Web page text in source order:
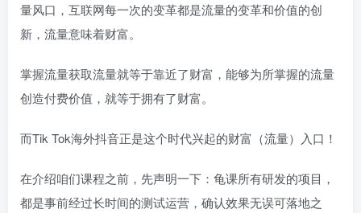
量风口，互联网每一次的变革都是流量的变革和价值的创
新，流量意味着财富。
掌握流量获取流量就等于靠近了财富，能够为所掌握的流量
创造付费价值，就等于拥有了财富。
而Tik Tok海外抖音正是这个时代兴起的财富（流量）入口！
在介绍咱们课程之前，先声明一下：龟课所有研发的项目，
都是事前经过长时间的测试运营，确认效果无误可落地之